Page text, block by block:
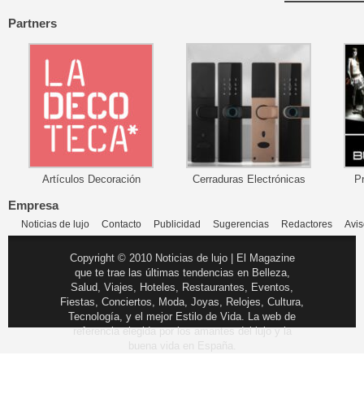
Partners
Artículos Decoración Cerraduras Electrónicas
Empresa
Noticias de lujo Contacto Publicidad Sugerencias Redactores
Copyright © 2010 Noticias de lujo | El Magazine
que te trae las últimas tendencias en Belleza,
Salud, Viajes, Hoteles, Restaurantes, Eventos,
Fiestas, Conciertos, Moda, Joyas, Relojes, Cultura,
Tecnología, y el mejor Estilo de Vida. La web de
referencia elegida por los amantes del lujo y la